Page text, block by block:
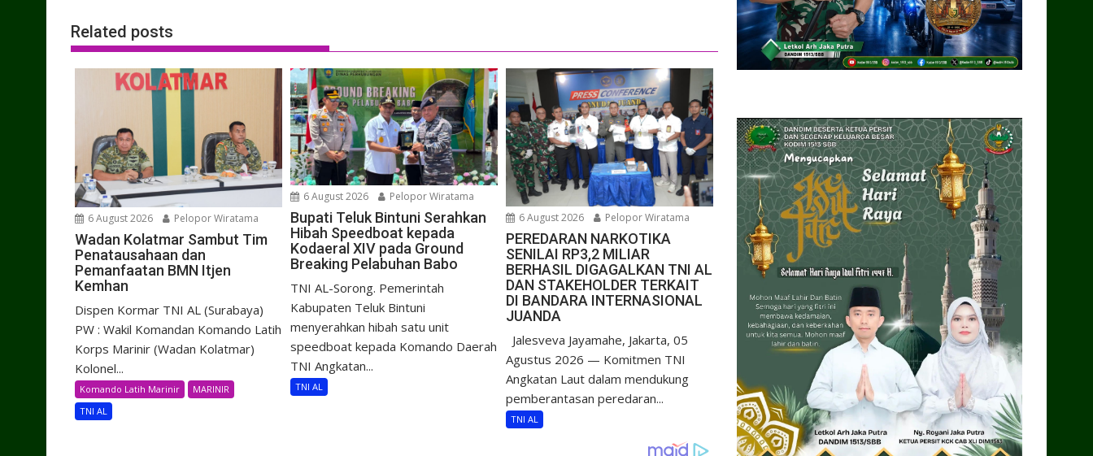
Related posts
6 August 2026 Pelopor Wiratama
Wadan Kolatmar Sambut Tim
Penatausahaan dan
Pemanfaatan BMN Itjen
Kemhan
Dispen Kormar TNI AL (Surabaya)
PW : Wakil Komandan Komando Latih
Korps Marinir (Wadan Kolatmar)
Kolonel...
Komando Latih Marinir
MARINIR
TNI AL
6 August 2026 Pelopor Wiratama
Bupati Teluk Bintuni Serahkan
Hibah Speedboat kepada
Kodaeral XIV pada Ground
Breaking Pelabuhan Babo
TNI AL-Sorong. Pemerintah
Kabupaten Teluk Bintuni
menyerahkan hibah satu unit
speedboat kepada Komando Daerah
TNI Angkatan...
TNI AL
6 August 2026 Pelopor Wiratama
PEREDARAN NARKOTIKA
SENILAI RP3,2 MILIAR
BERHASIL DIGAGALKAN TNI AL
DAN STAKEHOLDER TERKAIT
DI BANDARA INTERNASIONAL
JUANDA
Jalesveva Jayamahe, Jakarta, 05
Agustus 2026 — Komitmen TNI
Angkatan Laut dalam mendukung
pemberantasan peredaran...
TNI AL